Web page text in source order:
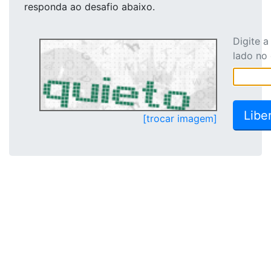
responda ao desafio abaixo.
[trocar imagem]
Digite
lado no